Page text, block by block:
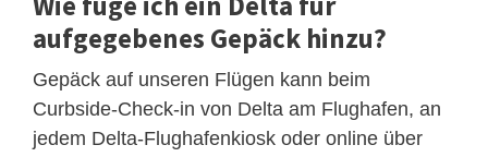
aufgegebenes Gepäck hinzu?
Gepäck auf unseren Flügen kann beim
Curbside-Check-in von Delta am Flughafen, an
jedem Delta-Flughafenkiosk oder online über